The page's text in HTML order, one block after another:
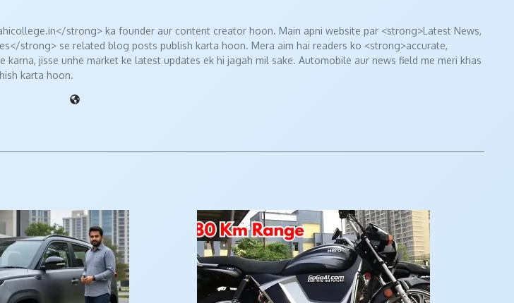
strong> ka founder aur content creator hoon. Main apni website par <strong>Latest News,
strong> se related blog posts publish karta hoon. Mera aim hai readers ko <strong>accurate,
jisse unhe market ke latest updates ek hi jagah mil sake. Automobile aur news field me meri khas
karta hoon.